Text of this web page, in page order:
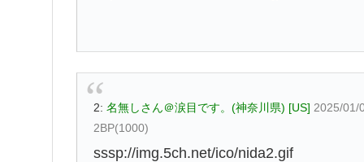
2: 名無しさん＠涙目です。(神奈川県) [US] 2025/01/
2BP(1000)
sssp://img.5ch.net/ico/nida2.gif